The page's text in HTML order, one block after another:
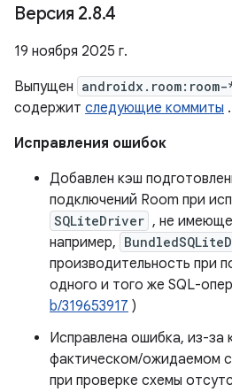
Версия 2.8.4
19 ноября 2025 г.
Выпущен
содержит следующие коммиты .
Исправления ошибок
Добавлен кэш
подключений Room при
SQLiteDriver , не
например,
производительность при
одного и того же SQL-
b/319653917 )
Исправлена ​​ошибка, из-за
фактическом/ожидаемом
при проверке схемы